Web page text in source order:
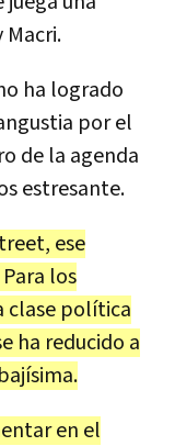
ha logrado
por el
de la agenda
estresante.
ese
los
clase política
ha reducido a
en el